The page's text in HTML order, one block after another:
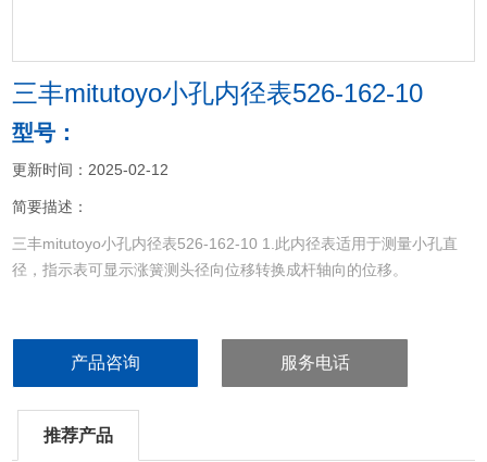
三丰mitutoyo小孔内径表526-162-10
型号：
更新时间：2025-02-12
简要描述：
三丰mitutoyo小孔内径表526-162-10 1.此内径表适用于测量小孔直
径，指示表可显示涨簧测头径向位移转换成杆轴向的位移。
3.台架选件215-120-10 可有的测量多个小孔
产品咨询 服务电话
推荐产品